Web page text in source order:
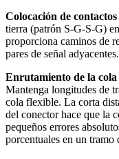
Colocación de
tierra (patrón S-G-S-G)
proporciona caminos de
pares de señal adyacentes.
Enrutamiento de la
Mantenga longitudes de
cola flexible. La corta
del conector hace que la
pequeños errores
porcentuales en un tramo